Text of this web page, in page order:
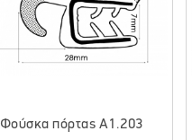
Φούσκα πόρτας A1.203